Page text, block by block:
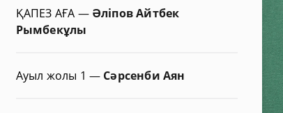
ҚАПЕЗ АҒА — Әліпов Айтбек
Рымбекұлы
Ауыл жолы 1 — Сәрсенби Аян